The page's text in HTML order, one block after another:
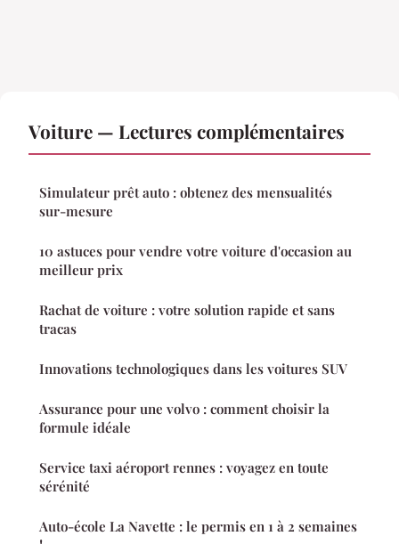
Voiture — Lectures complémentaires
Simulateur prêt auto : obtenez des mensualités
sur-mesure
10 astuces pour vendre votre voiture d'occasion au
meilleur prix
Rachat de voiture : votre solution rapide et sans
tracas
Innovations technologiques dans les voitures SUV
Assurance pour une volvo : comment choisir la
formule idéale
Service taxi aéroport rennes : voyagez en toute
sérénité
Auto-école La Navette : le permis en 1 à 2 semaines